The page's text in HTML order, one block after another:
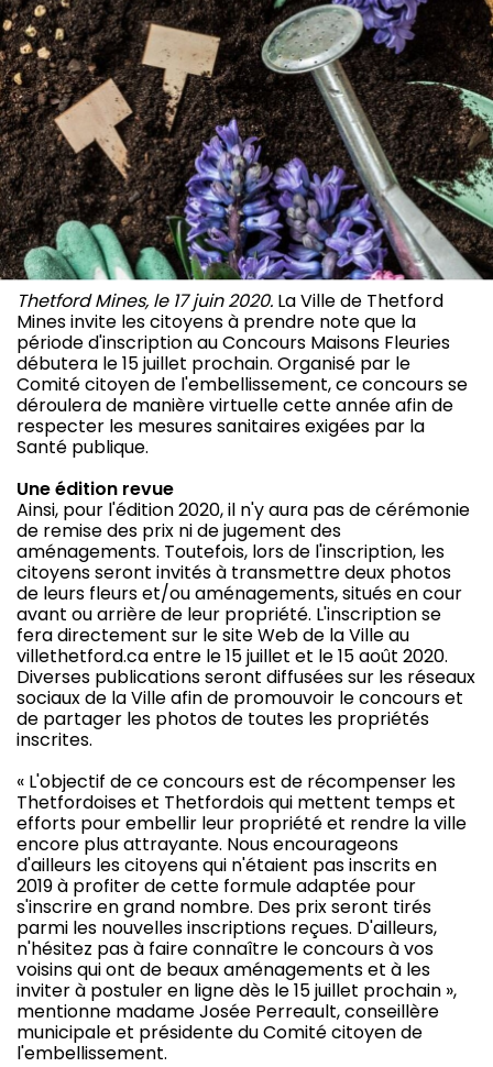
Thetford Mines, le 17 juin 2020. La Ville de Thetford
Mines invite les citoyens à prendre note que la
période d'inscription au Concours Maisons Fleuries
débutera le 15 juillet prochain. Organisé par le
Comité citoyen de l'embellissement, ce concours se
déroulera de manière virtuelle cette année afin de
respecter les mesures sanitaires exigées par la
Santé publique.
Une édition revue
Ainsi, pour l'édition 2020, il n'y aura pas de cérémonie
de remise des prix ni de jugement des
aménagements. Toutefois, lors de l'inscription, les
citoyens seront invités à transmettre deux photos
de leurs fleurs et/ou aménagements, situés en cour
avant ou arrière de leur propriété. L'inscription se
fera directement sur le site Web de la Ville au
villethetford.ca entre le 15 juillet et le 15 août 2020.
Diverses publications seront diffusées sur les réseaux
sociaux de la Ville afin de promouvoir le concours et
de partager les photos de toutes les propriétés
inscrites.
« L'objectif de ce concours est de récompenser les
Thetfordoises et Thetfordois qui mettent temps et
efforts pour embellir leur propriété et rendre la ville
encore plus attrayante. Nous encourageons
d'ailleurs les citoyens qui n'étaient pas inscrits en
2019 à profiter de cette formule adaptée pour
s'inscrire en grand nombre. Des prix seront tirés
parmi les nouvelles inscriptions reçues. D'ailleurs,
n'hésitez pas à faire connaître le concours à vos
voisins qui ont de beaux aménagements et à les
inviter à postuler en ligne dès le 15 juillet prochain »,
mentionne madame Josée Perreault, conseillère
municipale et présidente du Comité citoyen de
l'embellissement.